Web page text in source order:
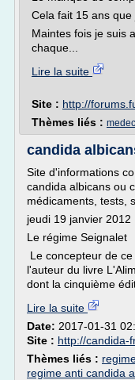
Cela fait 15 ans que
Maintes fois je suis
chaque...
Lire la suite
Site : http://
Thèmes liés :
candida
Site d'informations
candida albicans ou
médicaments, tests,
jeudi 19 janvier 2012
Le régime Seignalet
Le concepteur de
l'auteur du livre
dont la cinquième
Lire la suite
Date: 2017-01-31
Site : http://candida-
Thèmes liés :
regime anti candida